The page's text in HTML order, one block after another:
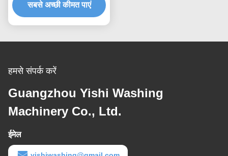
सबसे अच्छी कीमत पाएं
हमसे संपर्क करें
Guangzhou Yishi Washing
Machinery Co., Ltd.
ईमेल